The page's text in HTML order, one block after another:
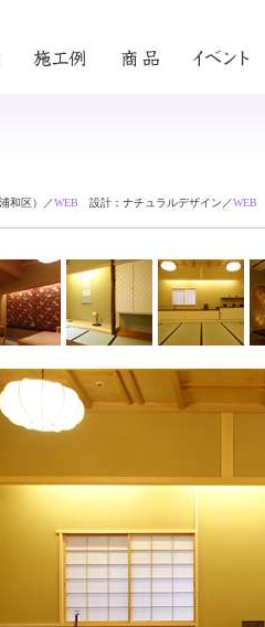
和区）／WEB 設計：ナチュラルデザイン／WEB